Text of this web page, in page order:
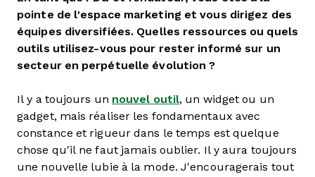
pointe de l'espace marketing et vous dirigez des
équipes diversifiées. Quelles ressources ou quels
outils utilisez-vous pour rester informé sur un
secteur en perpétuelle évolution ?
Il y a toujours un nouvel outil, un widget ou un
gadget, mais réaliser les fondamentaux avec
constance et rigueur dans le temps est quelque
chose qu'il ne faut jamais oublier. Il y aura toujours
une nouvelle lubie à la mode. J'encouragerais tout